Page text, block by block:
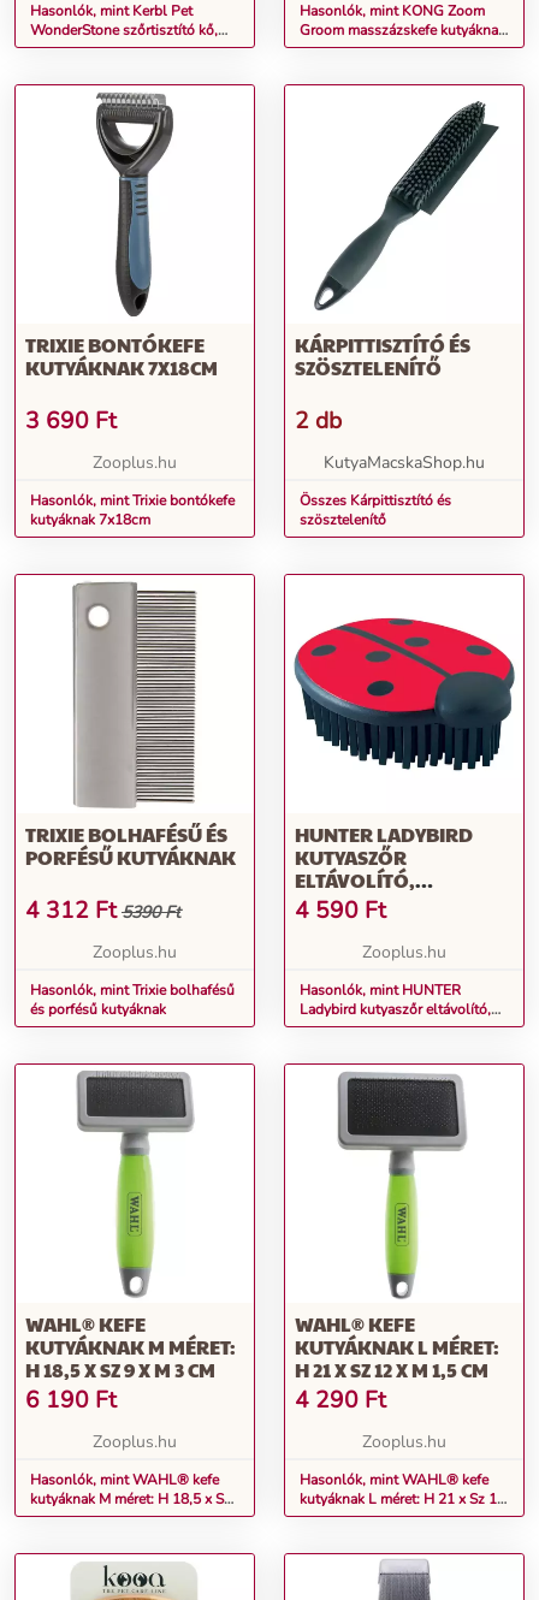
Hasonlók, mint Kerbl Pet
WonderStone szőrtisztító kő,
11x10x4cm kutyáknak, lovaknak
Hasonlók, mint KONG Zoom
Groom masszázskefe kutyáknak
kék színben H 12 x Sz 7,5 x M 4
TRIXIE BONTÓKEFE
KUTYÁKNAK 7X18CM
3 690 Ft
Zooplus.hu
Hasonlók, mint Trixie bontókefe
kutyáknak 7x18cm
KÁRPITTISZTÍTÓ ÉS
SZÖSZTELENÍTŐ
2 db
KutyaMacskaShop.hu
Összes Kárpittisztító és
szösztelenítő
TRIXIE BOLHAFÉSŰ ÉS
PORFÉSŰ KUTYÁKNAK
4 312 Ft 5390 Ft
Zooplus.hu
Hasonlók, mint Trixie bolhafésű
és porfésű kutyáknak
HUNTER LADYBIRD
KUTYASZŐR
ELTÁVOLÍTÓ,
MACSKASZŐR
ELTÁVOLÍTÓ
4 590 Ft
Zooplus.hu
Hasonlók, mint HUNTER
Ladybird kutyaszőr eltávolító,
macskaszőr eltávolító
WAHL® KEFE
KUTYÁKNAK M MÉRET:
H 18,5 X SZ 9 X M 3 CM
6 190 Ft
Zooplus.hu
Hasonlók, mint WAHL® kefe
kutyáknak M méret: H 18,5 x Sz
9 x M 3 cm
WAHL® KEFE
KUTYÁKNAK L MÉRET:
H 21 X SZ 12 X M 1,5 CM
4 290 Ft
Zooplus.hu
Hasonlók, mint WAHL® kefe
kutyáknak L méret: H 21 x Sz 12
x M 1,5 cm